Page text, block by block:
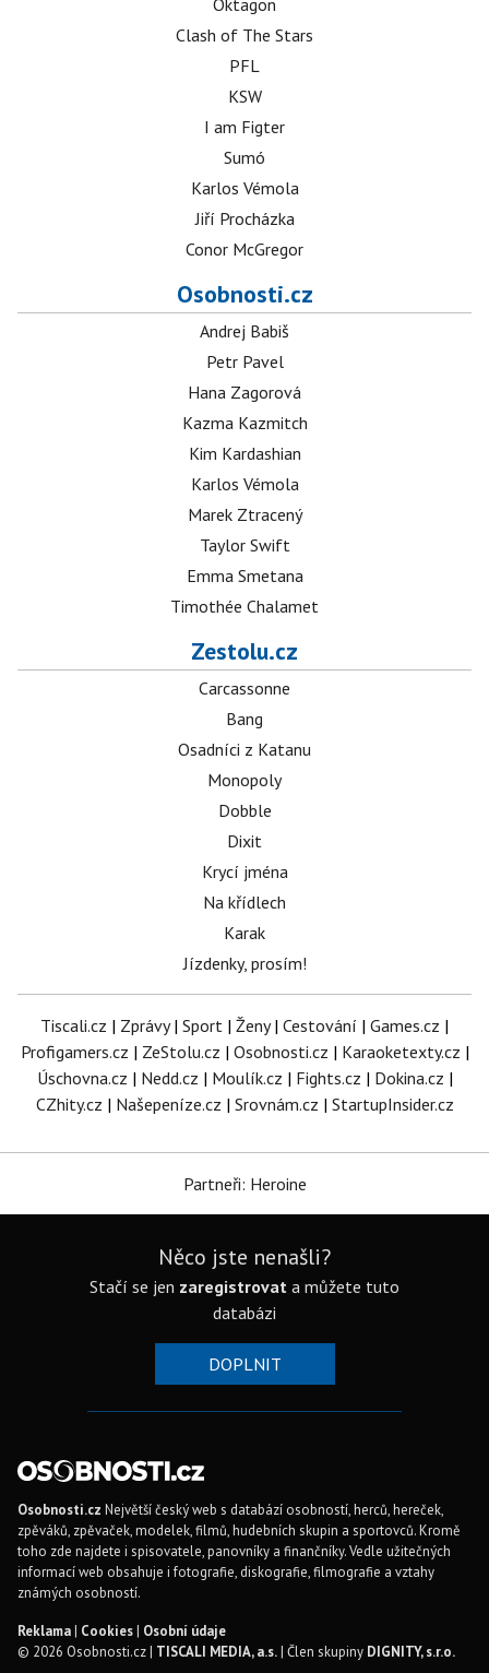
Oktagon
Clash of The Stars
PFL
KSW
I am Figter
Sumó
Karlos Vémola
Jiří Procházka
Conor McGregor
Osobnosti.cz
Andrej Babiš
Petr Pavel
Hana Zagorová
Kazma Kazmitch
Kim Kardashian
Karlos Vémola
Marek Ztracený
Taylor Swift
Emma Smetana
Timothée Chalamet
Zestolu.cz
Carcassonne
Bang
Osadníci z Katanu
Monopoly
Dobble
Dixit
Krycí jména
Na křídlech
Karak
Jízdenky, prosím!
Tiscali.cz | Zprávy| Sport | Ženy| Cestování | Games.cz |
Profigamers.cz | ZeStolu.cz | Osobnosti.cz | Karaoketexty.cz |
Úschovna.cz | Nedd.cz | Moulík.cz | Fights.cz | Dokina.cz |
CZhity.cz | Našepeníze.cz | Srovnám.cz | StartupInsider.cz
Partneři: Heroine
Něco jste nenašli?
Stačí se jen zaregistrovat a můžete tuto
databázi
DOPLNIT
Osobnosti.cz Největší český web s databází osobností, herců, hereček,
zpěváků, zpěvaček, modelek, filmů, hudebních skupin a sportovců. Kromě
toho zde najdete i spisovatele, panovníky a finančníky. Vedle užitečných
informací web obsahuje i fotografie, diskografie, filmografie a vztahy
známých osobností.
Reklama Cookies Osobní údaje
© 2026 Osobnosti.cz | TISCALI MEDIA, a.s. | Člen skupiny DIGNITY, s.r.o.